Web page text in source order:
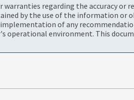
warranties regarding the accuracy
by the use of the information or
of any
operational environment. This